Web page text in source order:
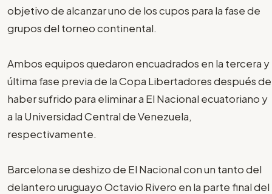
objetivo de alcanzar uno de los cupos para la fase de
grupos del torneo continental.
Ambos equipos quedaron encuadrados en la tercera y
última fase previa de la Copa Libertadores después de
haber sufrido para eliminar a El Nacional ecuatoriano y
a la Universidad Central de Venezuela,
respectivamente.
Barcelona se deshizo de El Nacional con un tanto del
delantero uruguayo Octavio Rivero en la parte final del